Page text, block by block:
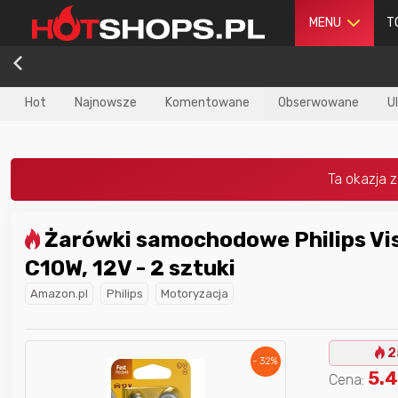
MENU
Hot Najnowsze Komentowane Obserwowane
C10W, 12V - 2 sztuki
Amazon.pl Philips
Motoryzacja
- 32%
Cena:
najlepszego
w poprzednim
Nagroda dlanajlepszego
użytkownika